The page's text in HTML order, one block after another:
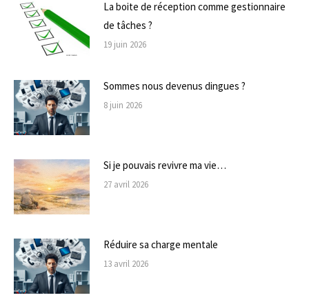
La boite de réception comme gestionnaire
de tâches ?
19 juin 2026
Sommes nous devenus dingues ?
8 juin 2026
Si je pouvais revivre ma vie…
27 avril 2026
Réduire sa charge mentale
13 avril 2026